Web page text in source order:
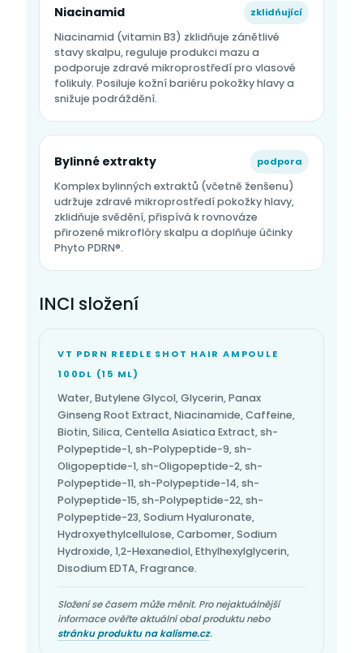
Niacinamid zklidňující
Niacinamid (vitamin B3) zklidňuje zánětlivé
stavy skalpu, reguluje produkci mazu a
podporuje zdravé mikroprostředí pro vlasové
folikuly. Posiluje kožní bariéru pokožky hlavy a
snižuje podráždění.
Bylinné extrakty podpora
Komplex bylinných extraktů (včetně ženšenu)
udržuje zdravé mikroprostředí pokožky hlavy,
zklidňuje svědění, přispívá k rovnováze
přirozené mikroflóry skalpu a doplňuje účinky
Phyto PDRN®.
INCI složení
VT PDRN REEDLE SHOT HAIR AMPOULE
100DL (15 ML)
Water, Butylene Glycol, Glycerin, Panax
Ginseng Root Extract, Niacinamide, Caffeine,
Biotin, Silica, Centella Asiatica Extract, sh-
Polypeptide-1, sh-Polypeptide-9, sh-
Oligopeptide-1, sh-Oligopeptide-2, sh-
Polypeptide-11, sh-Polypeptide-14, sh-
Polypeptide-15, sh-Polypeptide-22, sh-
Polypeptide-23, Sodium Hyaluronate,
Hydroxyethylcellulose, Carbomer, Sodium
Hydroxide, 1,2-Hexanediol, Ethylhexylglycerin,
Disodium EDTA, Fragrance.
Složení se časem může měnit. Pro nejaktuálnější
informace ověřte aktuální obal produktu nebo
stránku produktu na kalisme.cz.